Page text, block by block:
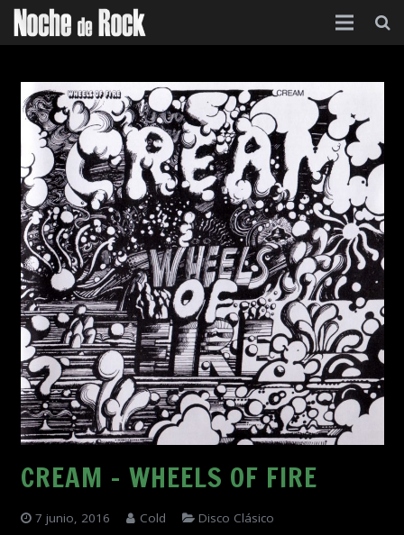
Categorías
Agenda
Foro
Contacto
Acerca de
CREAM – WHEELS OF FIRE
7 junio, 2016 Cold Disco Clásico